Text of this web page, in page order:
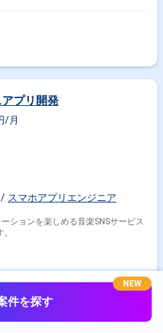
ケーショ
アプリ開発
/月
スマホアプリエンジニア
ションを楽しめる音楽SNSサービス
件を探す
NEW